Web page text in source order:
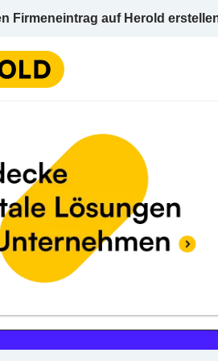
Firmeneintrag auf Herold